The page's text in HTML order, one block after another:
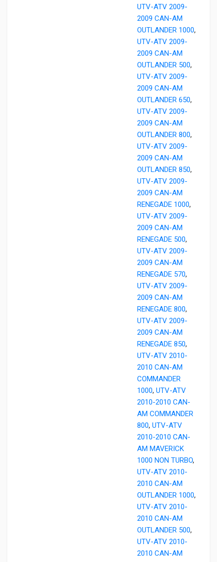
UTV-ATV 2009-
2009 CAN-AM
OUTLANDER 1000,
UTV-ATV 2009-
2009 CAN-AM
OUTLANDER 500,
UTV-ATV 2009-
2009 CAN-AM
OUTLANDER 650,
UTV-ATV 2009-
2009 CAN-AM
OUTLANDER 800,
UTV-ATV 2009-
2009 CAN-AM
OUTLANDER 850,
UTV-ATV 2009-
2009 CAN-AM
RENEGADE 1000,
UTV-ATV 2009-
2009 CAN-AM
RENEGADE 500,
UTV-ATV 2009-
2009 CAN-AM
RENEGADE 570,
UTV-ATV 2009-
2009 CAN-AM
RENEGADE 800,
UTV-ATV 2009-
2009 CAN-AM
RENEGADE 850,
UTV-ATV 2010-
2010 CAN-AM
COMMANDER
1000, UTV-ATV
2010-2010 CAN-
AM COMMANDER
800, UTV-ATV
2010-2010 CAN-
AM MAVERICK
1000 NON TURBO,
UTV-ATV 2010-
2010 CAN-AM
OUTLANDER 1000,
UTV-ATV 2010-
2010 CAN-AM
OUTLANDER 500,
UTV-ATV 2010-
2010 CAN-AM